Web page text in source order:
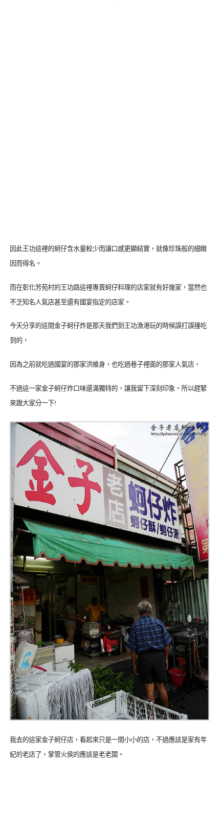
因此王功這裡的蚵仔含水量較少而讓口感更顯結實，就像珍珠般的細緻
因而得名。
而在彰化芳苑村的王功路這裡專賣蚵仔料理的店家就有好幾家，當然也
不乏知名人氣店甚至還有國宴指定的店家。
今天分享的這間金子蚵仔炸是那天我們到王功漁港玩的時候誤打誤撞吃
到的，
因為之前就吃過國宴的那家洪維身，也吃過巷子裡面的那家人氣店，
不過這一家金子蚵仔炸口味還滿獨特的，讓我留下深刻印象。所以趕緊
來跟大家分一下!
我去的這家金子蚵仔店，看起來只是一間小小的店，不過應該是家有年
紀的老店了，掌管火侯的應該是老老闆。